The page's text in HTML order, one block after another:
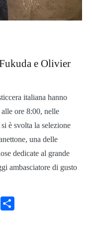
e Olivier
italiana hanno
ore 8:00, nelle
è svolta la selezione
una delle
dedicate al grande
ambasciatore di gusto
Pinterest